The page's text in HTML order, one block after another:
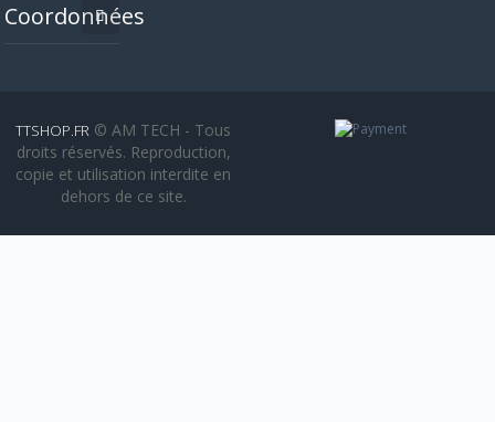
Coordonnées
TTSHOP.FR © AM TECH - Tous
droits réservés. Reproduction,
copie et utilisation interdite en
dehors de ce site.